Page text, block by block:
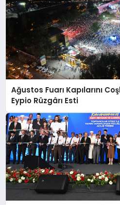
Ağustos Fuarı Kapılarını
Eypio Rüzgârı Esti